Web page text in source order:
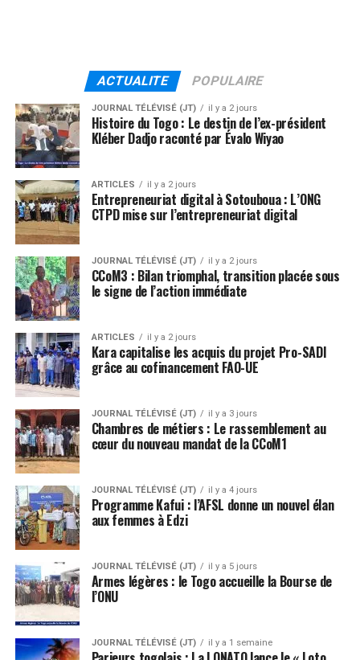
ACTUALITE POPULAIRE
JOURNAL TÉLÉVISÉ (JT) il y a 2 jours
Histoire du Togo : Le destin de l’ex-président
Kléber Dadjo raconté par Évalo Wiyao
ARTICLES il y a 2 jours
Entrepreneuriat digital à Sotouboua : L’ONG
CTPD mise sur l’entrepreneuriat digital
JOURNAL TÉLÉVISÉ (JT) il y a 2 jours
CCoM3 : Bilan triomphal, transition placée sous
le signe de l’action immédiate
ARTICLES il y a 2 jours
Kara capitalise les acquis du projet Pro-SADI
grâce au cofinancement FAO-UE
JOURNAL TÉLÉVISÉ (JT) il y a 3 jours
Chambres de métiers : Le rassemblement au
cœur du nouveau mandat de la CCoM1
JOURNAL TÉLÉVISÉ (JT) il y a 4 jours
Programme Kafui : l’AFSL donne un nouvel élan
aux femmes à Edzi
JOURNAL TÉLÉVISÉ (JT) il y a 5 jours
Armes légères : le Togo accueille la Bourse de
l’ONU
JOURNAL TÉLÉVISÉ (JT) il y a 1 semaine